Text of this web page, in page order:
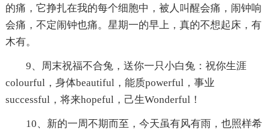
的痛，它挣扎在我的每个细胞中，被人叫醒会痛，闹钟响
会痛，不定闹钟也痛。星期一的早上，真的不想起床，有
木有。
9、周末祝福不合兔，送你一只小白兔：祝你生涯
colourful，身体beautiful，能质powerful，事业
successful，将来hopeful，己生Wonderful！
10、新的一周不期而至，今天虽有风有雨，也照样希